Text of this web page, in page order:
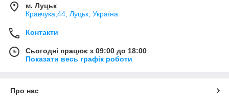
м. Луцьк
Кравчука,44, Луцьк, Україна
Контакти
Сьогодні працює з 09:00 до 18:00
Показати весь графік роботи
Про нас